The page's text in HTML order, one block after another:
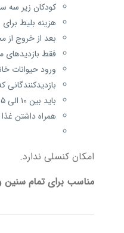
کودکان زیر سه
هزینه بلیط برای بزرگسالان (بیش
بعد از خروج از
فقط بازدیدهای
ورود حیوانات
باید بین ۱۰ الی ۱۵ دقیقه قبل از زمان درج شده در بلیط در محل حاضر شوید.
همراه داشتن
امکان کنسلی ندارد.
مناسب برای تمام سنین